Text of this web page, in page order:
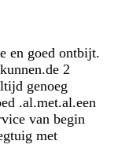
en goed ontbijt.
2
genoeg
.al.met.al.een
van begin
met